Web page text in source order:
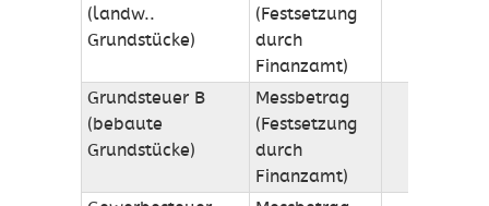
(landw..
Grundstücke)
(Festsetzung
durch
Finanzamt)
Grundsteuer B
(bebaute
Grundstücke)
Messbetrag
(Festsetzung
durch
Finanzamt)